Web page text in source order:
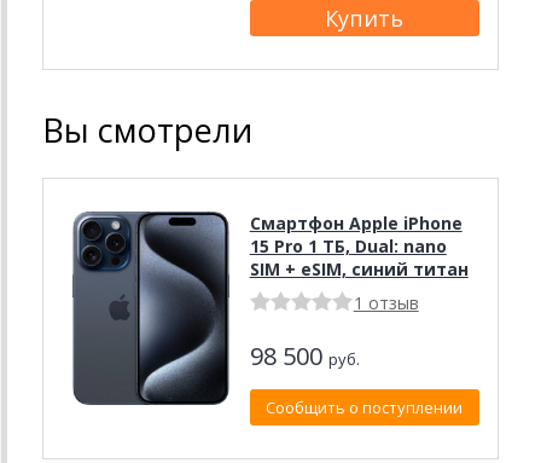
Вы смотрели
Смартфон Apple iPhone
15 Pro 1 ТБ, Dual: nano
SIM + eSIM, синий титан
1 отзыв
98 500 руб.
Сообщить о поступлении